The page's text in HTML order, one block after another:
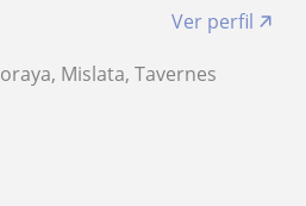
Ver perfil
Mislata, Tavernes